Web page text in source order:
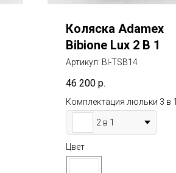
Коляска Adamex
Bibione Lux 2 В 1
Артикул: BI-TSB14
46 200 р.
Комплектация люльки 3 в 1
2 в 1
Цвет